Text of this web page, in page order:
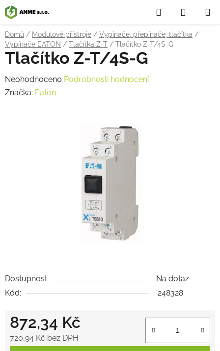
Přejít
na
obsah
Hledat
KOŠÍK
Domů / Modulové přístroje / Vypínače, přepínače, tlačítka /
Vypínače EATON / Tlačítka Z-T / Tlačítko Z-T/4S-G
Dostupnost
Na dotaz
Kód:
248328
872,34 Kč
720,94 Kč bez DPH
Tlačítko Z-T/4S-G
Průměrné
hodnocení
Neohodnoceno Podrobnosti hodnocení
Značka: Eaton